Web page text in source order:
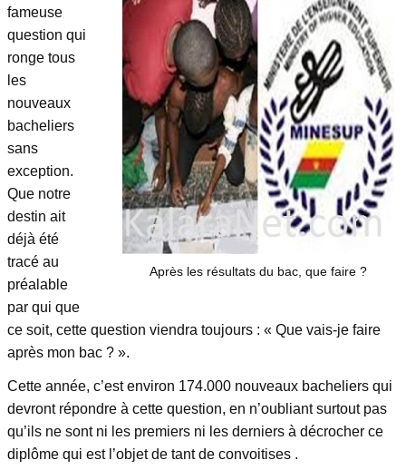
Après les résultats du bac, que faire ?
fameuse
question qui
ronge tous
les
nouveaux
bacheliers
sans
exception.
Que notre
destin ait
déjà été
tracé au
préalable
par qui que
ce soit, cette question viendra toujours : « Que vais-je faire
après mon bac ? ».
Cette année, c’est environ 174.000 nouveaux bacheliers qui
devront répondre à cette question, en n’oubliant surtout pas
qu’ils ne sont ni les premiers ni les derniers à décrocher ce
diplôme qui est l’objet de tant de convoitises .